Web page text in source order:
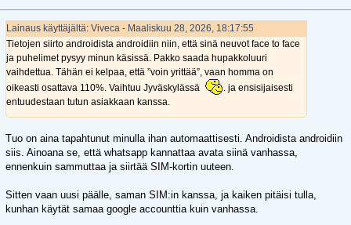
Lainaus käyttäjältä: Viveca - Maaliskuu 28, 2026, 18:17:55
Tietojen siirto androidista androidiin niin, että sinä neuvot face to face
ja puhelimet pysyy minun käsissä. Pakko saada hupakkoluuri
vaihdettua. Tähän ei kelpaa, että ”voin yrittää”, vaan homma on
oikeasti osattava 110%. Vaihtuu Jyväskylässä
. ja ensisijaisesti
entuudestaan tutun asiakkaan kanssa.
Tuo on aina tapahtunut minulla ihan automaattisesti. Androidista androidiin
siis. Ainoana se, että whatsapp kannattaa avata siinä vanhassa,
ennenkuin sammuttaa ja siirtää SIM-kortin uuteen.
Sitten vaan uusi päälle, saman SIM:in kanssa, ja kaiken pitäisi tulla,
kunhan käytät samaa google accounttia kuin vanhassa.